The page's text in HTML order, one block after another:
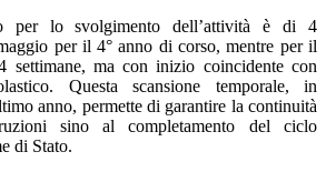
per lo svolgimento dell’attività è di 4
per il 4° anno di corso, mentre per il
settimane, ma con inizio coincidente con
Questa scansione temporale, in
anno, permette di garantire la continuità
sino al completamento del ciclo
di Stato.